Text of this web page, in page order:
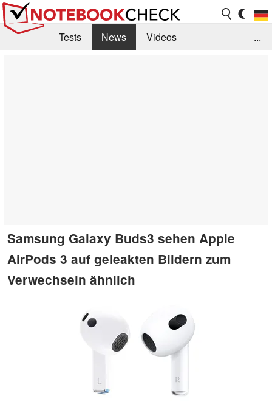
Tests News
Videos
...
Samsung Galaxy Buds3 sehen Apple
AirPods 3 auf geleakten Bildern zum
Verwechseln ähnlich